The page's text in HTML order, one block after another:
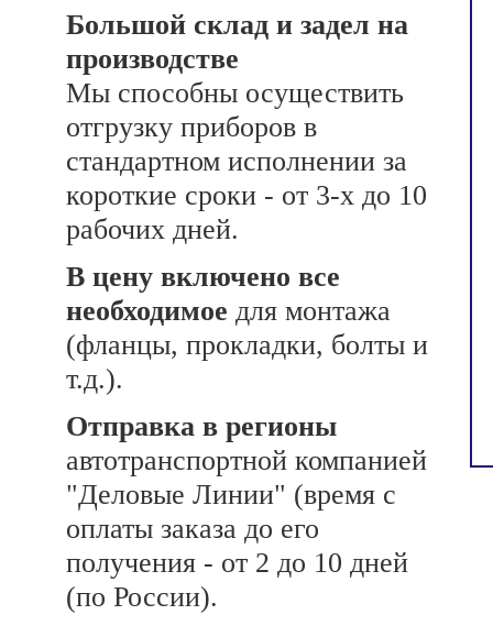
Большой склад и задел на
производстве
Мы способны осуществить
отгрузку приборов в
стандартном исполнении за
короткие сроки - от 3-х до 10
рабочих дней.
В цену включено все
необходимое для монтажа
(фланцы, прокладки, болты и
т.д.).
Отправка в регионы
автотранспортной компанией
"Деловые Линии" (время с
оплаты заказа до его
получения - от 2 до 10 дней
(по России).